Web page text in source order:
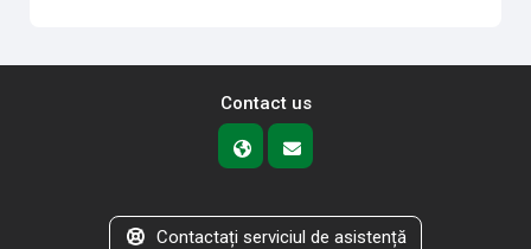
Contact us
Contactați serviciul de asistență